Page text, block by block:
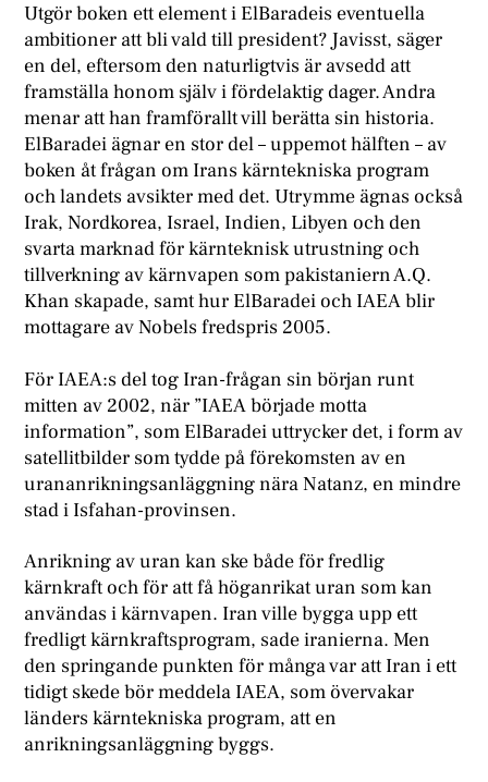
Utgör boken ett element i ElBaradeis eventuella
ambitioner att bli vald till president? Javisst, säger
en del, eftersom den naturligtvis är avsedd att
framställa honom själv i fördelaktig dager. Andra
menar att han framförallt vill berätta sin historia.
ElBaradei ägnar en stor del – uppemot hälften – av
boken åt frågan om Irans kärntekniska program
och landets avsikter med det. Utrymme ägnas också
Irak, Nordkorea, Israel, Indien, Libyen och den
svarta marknad för kärnteknisk utrustning och
tillverkning av kärnvapen som pakistaniern A.Q.
Khan skapade, samt hur ElBaradei och IAEA blir
mottagare av Nobels fredspris 2005.
För IAEA:s del tog Iran-frågan sin början runt
mitten av 2002, när ”IAEA började motta
information”, som ElBaradei uttrycker det, i form av
satellitbilder som tydde på förekomsten av en
urananrikningsanläggning nära Natanz, en mindre
stad i Isfahan-provinsen.
Anrikning av uran kan ske både för fredlig
kärnkraft och för att få höganrikat uran som kan
användas i kärnvapen. Iran ville bygga upp ett
fredligt kärnkraftsprogram, sade iranierna. Men
den springande punkten för många var att Iran i ett
tidigt skede bör meddela IAEA, som övervakar
länders kärntekniska program, att en
anrikningsanläggning byggs.